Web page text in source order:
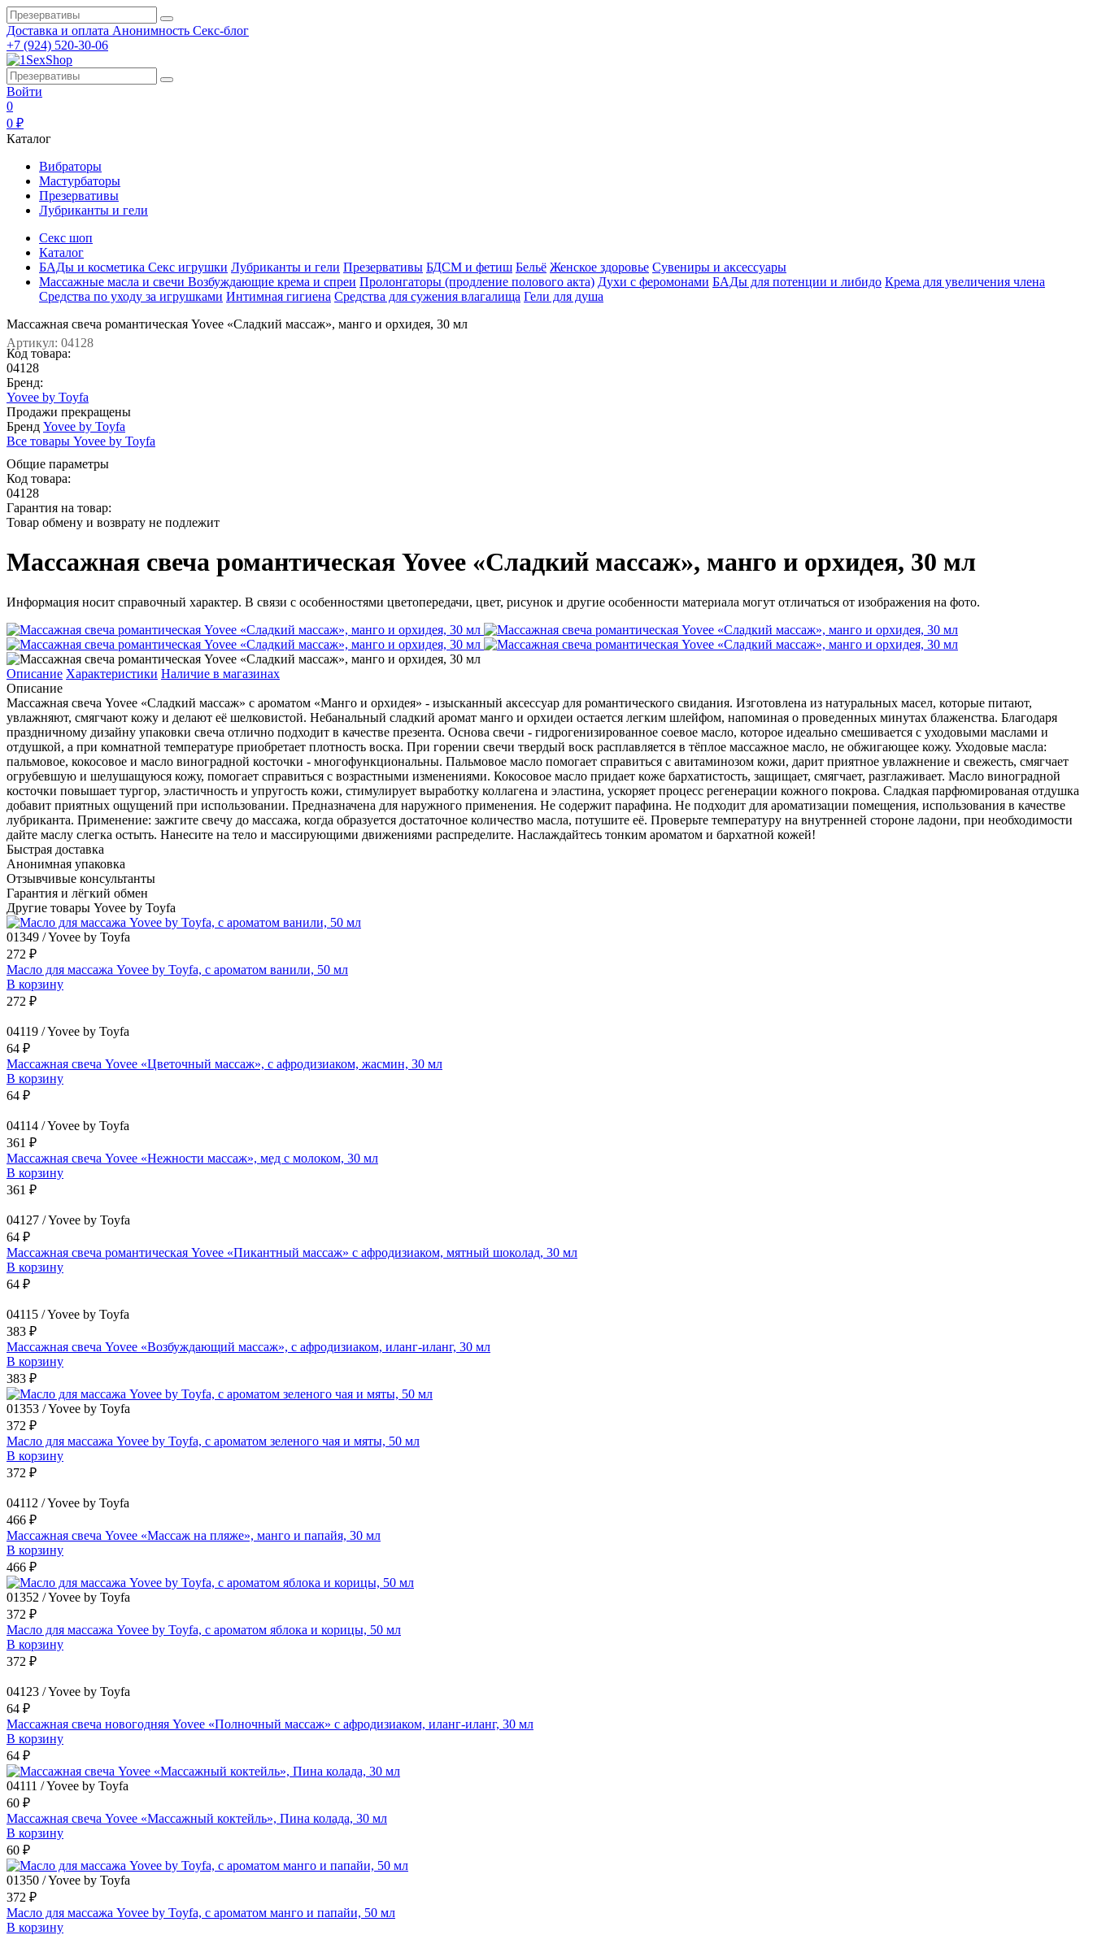
Доставка и оплата Анонимность Секс-блог
+7 (924) 520-30-06
Войти
0
0 ₽
Каталог
Вибраторы
Мастурбаторы
Презервативы
Лубриканты и гели
Секс шоп
Каталог
БАДы и косметика Секс игрушки Лубриканты и гели Презервативы БДСМ и фетиш Бельё Женское здоровье Сувениры и аксессуары
Массажные масла и свечи Возбуждающие крема и спреи Пролонгаторы (продление полового акта) Духи с феромонами БАДы для потенции и либидо Крема для увеличения члена
Средства по уходу за игрушками Интимная гигиена Средства для сужения влагалища Гели для душа
Массажная свеча романтическая Yovee «Сладкий массаж», манго и орхидея, 30 мл
Артикул: 04128
Код товара:
04128
Бренд:
Yovee by Toyfa
Продажи прекращены
Бренд Yovee by Toyfa
Все товары Yovee by Toyfa
Общие параметры
Код товара:
04128
Гарантия на товар:
Товар обмену и возврату не подлежит
Массажная свеча романтическая Yovee «Сладкий массаж», манго и орхидея, 30 мл
Информация носит справочный характер. В связи с особенностями цветопередачи, цвет, рисунок и другие особенности материала могут отличаться от изображения на фото.
Описание Характеристики Наличие в магазинах
Описание
Массажная свеча Yovee «Сладкий массаж» с ароматом «Манго и орхидея» - изысканный аксессуар для романтического свидания. Изготовлена из натуральных масел, которые питают,
увлажняют, смягчают кожу и делают её шелковистой. Небанальный сладкий аромат манго и орхидеи остается легким шлейфом, напоминая о проведенных минутах блаженства. Благодаря
праздничному дизайну упаковки свеча отлично подходит в качестве презента. Основа свечи - гидрогенизированное соевое масло, которое идеально смешивается с уходовыми маслами и
отдушкой, а при комнатной температуре приобретает плотность воска. При горении свечи твердый воск расплавляется в тёплое массажное масло, не обжигающее кожу. Уходовые масла:
пальмовое, кокосовое и масло виноградной косточки - многофункциональны. Пальмовое масло помогает справиться с авитаминозом кожи, дарит приятное увлажнение и свежесть, смягчает
огрубевшую и шелушащуюся кожу, помогает справиться с возрастными изменениями. Кокосовое масло придает коже бархатистость, защищает, смягчает, разглаживает. Масло виноградной
косточки повышает тургор, эластичность и упругость кожи, стимулирует выработку коллагена и эластина, ускоряет процесс регенерации кожного покрова. Сладкая парфюмированая отдушка
добавит приятных ощущений при использовании. Предназначена для наружного применения. Не содержит парафина. Не подходит для ароматизации помещения, использования в качестве
лубриканта. Применение: зажгите свечу до массажа, когда образуется достаточное количество масла, потушите её. Проверьте температуру на внутренней стороне ладони, при необходимости
дайте маслу слегка остыть. Нанесите на тело и массирующими движениями распределите. Наслаждайтесь тонким ароматом и бархатной кожей!
Быстрая доставка
Анонимная упаковка
Отзывчивые консультанты
Гарантия и лёгкий обмен
Другие товары Yovee by Toyfa
01349 / Yovee by Toyfa
272 ₽
Масло для массажа Yovee by Toyfa, с ароматом ванили, 50 мл
В корзину
272 ₽
04119 / Yovee by Toyfa
64 ₽
Массажная свеча Yovee «Цветочный массаж», с афродизиаком, жасмин, 30 мл
В корзину
64 ₽
04114 / Yovee by Toyfa
361 ₽
Массажная свеча Yovee «Нежности массаж», мед с молоком, 30 мл
В корзину
361 ₽
04127 / Yovee by Toyfa
64 ₽
Массажная свеча романтическая Yovee «Пикантный массаж» с афродизиаком, мятный шоколад, 30 мл
В корзину
64 ₽
04115 / Yovee by Toyfa
383 ₽
Массажная свеча Yovee «Возбуждающий массаж», с афродизиаком, иланг-иланг, 30 мл
В корзину
383 ₽
01353 / Yovee by Toyfa
372 ₽
Масло для массажа Yovee by Toyfa, с ароматом зеленого чая и мяты, 50 мл
В корзину
372 ₽
04112 / Yovee by Toyfa
466 ₽
Массажная свеча Yovee «Массаж на пляже», манго и папайя, 30 мл
В корзину
466 ₽
01352 / Yovee by Toyfa
372 ₽
Масло для массажа Yovee by Toyfa, с ароматом яблока и корицы, 50 мл
В корзину
372 ₽
04123 / Yovee by Toyfa
64 ₽
Массажная свеча новогодняя Yovee «Полночный массаж» с афродизиаком, иланг-иланг, 30 мл
В корзину
64 ₽
04111 / Yovee by Toyfa
60 ₽
Массажная свеча Yovee «Массажный коктейль», Пина колада, 30 мл
В корзину
60 ₽
01350 / Yovee by Toyfa
372 ₽
Масло для массажа Yovee by Toyfa, с ароматом манго и папайи, 50 мл
В корзину